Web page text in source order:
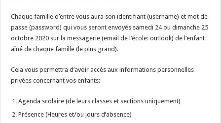
Chaque famille d’entre vous aura son identifiant (username) et mot de
passe (password) qui vous seront envoyés samedi 24 ou dimanche 25
octobre 2020 sur la messagerie (email de l’école: outlook) de l’enfant
aîné de chaque famille (le plus grand).
Cela vous permettra d’avoir accès aux informations personnelles
privées concernant vos enfants:
Agenda scolaire (de leurs classes et sections uniquement)
Présence (Heures et/ou jours d’absence)